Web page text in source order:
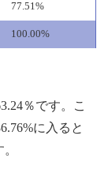
77.51%
100.00%
％です。こ
に入ると